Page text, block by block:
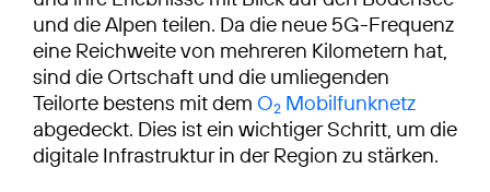
und die Alpen teilen. Da die neue 5G-Frequenz
eine Reichweite von mehreren Kilometern hat,
sind die Ortschaft und die umliegenden
Teilorte bestens mit dem O2 Mobilfunknetz
abgedeckt. Dies ist ein wichtiger Schritt, um die
digitale Infrastruktur in der Region zu stärken.